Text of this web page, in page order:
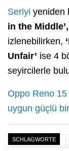
Seriyi yeniden
in the
izlenebilirken,
Unfair’ ise 4
seyircilerle
Oppo Reno 15
uygun güçlü
SCHLAGWORTE